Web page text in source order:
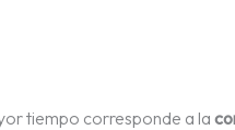
tiempo corresponde a la